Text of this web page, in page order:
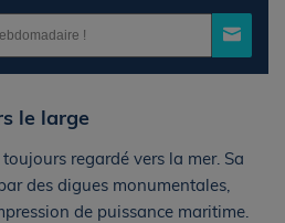
le large
regardé vers la mer. Sa
des digues monumentales,
de puissance maritime.